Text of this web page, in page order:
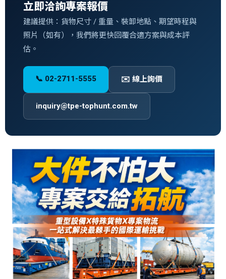
立即洽詢專案報價
建議提供：貨物尺寸 / 重量、裝卸地點、期望時程與
照片（如有），我們將更快回覆合適方案與成本評
估。
📞 02-2711-5555 ✉️ 線上詢價
inquiry@tpe-tophunt.com.tw